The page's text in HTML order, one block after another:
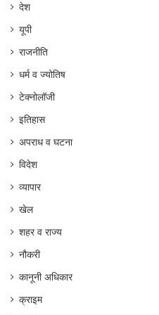
देश
यूपी
राजनीति
धर्म व ज्योतिष
टेक्नोलॉजी
इतिहास
अपराध व घटना
विदेश
व्यापार
खेल
शहर व राज्य
नौकरी
कानूनी अधिकार
क्राइम